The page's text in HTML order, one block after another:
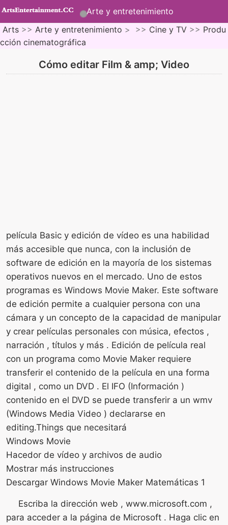
Arte y entretenimiento
Arts >> Arte y entretenimiento > >> Cine y TV >> Produ
cción cinematográfica
Cómo editar Film & amp; Video
película Basic y edición de vídeo es una habilidad
más accesible que nunca, con la inclusión de
software de edición en la mayoría de los sistemas
operativos nuevos en el mercado. Uno de estos
programas es Windows Movie Maker. Este software
de edición permite a cualquier persona con una
cámara y un concepto de la capacidad de manipular
y crear películas personales con música, efectos ,
narración , títulos y más . Edición de película real
con un programa como Movie Maker requiere
transferir el contenido de la película en una forma
digital , como un DVD . El IFO (Información )
contenido en el DVD se puede transferir a un wmv
(Windows Media Video ) declararse en
editing.Things que necesitará
Windows Movie
Hacedor de vídeo y archivos de audio
Mostrar más instrucciones
Descargar Windows Movie Maker Matemáticas 1
Escriba la dirección web , www.microsoft.com ,
para acceder a la página de Microsoft . Haga clic en